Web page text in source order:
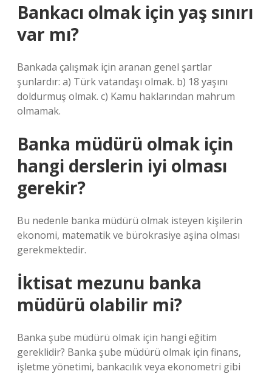
Bankacı olmak için yaş sınırı
var mı?
Bankada çalışmak için aranan genel şartlar
şunlardır: a) Türk vatandaşı olmak. b) 18 yaşını
doldurmuş olmak. c) Kamu haklarından mahrum
olmamak.
Banka müdürü olmak için
hangi derslerin iyi olması
gerekir?
Bu nedenle banka müdürü olmak isteyen kişilerin
ekonomi, matematik ve bürokrasiye aşina olması
gerekmektedir.
İktisat mezunu banka
müdürü olabilir mi?
Banka şube müdürü olmak için hangi eğitim
gereklidir? Banka şube müdürü olmak için finans,
işletme yönetimi, bankacılık veya ekonometri gibi